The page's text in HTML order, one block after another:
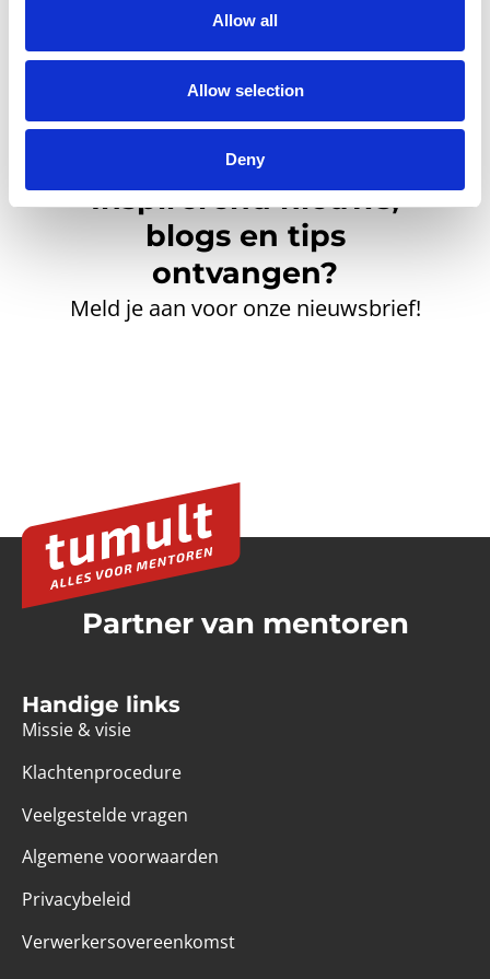
Allow all
Allow selection
Deny
Inspirerend nieuws,
blogs en tips
ontvangen?
Meld je aan voor onze nieuwsbrief!
Partner van mentoren
Handige links
Missie & visie
Klachtenprocedure
Veelgestelde vragen
Algemene voorwaarden
Privacybeleid
Verwerkersovereenkomst